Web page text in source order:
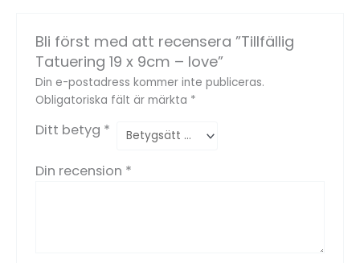
Bli först med att recensera ”Tillfällig
Tatuering 19 x 9cm – love”
Din e-postadress kommer inte publiceras.
Obligatoriska fält är märkta *
Ditt betyg *
Din recension *